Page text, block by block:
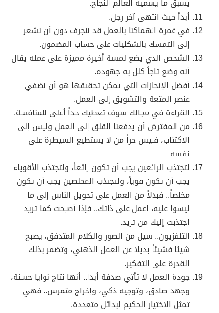
يسبق ما يسميه العالم النجاح.
أبدأ حيث انتهى آخر رجل.
في غمرة انهماكنا بالعمل قد ننجرف دون أن نشعر
إلى التمسك بالشكليات على حساب المضمون.
الشخص الذي يضع لمسة أخيرة مميزة على عمله يقال
أنه وضع تاجاً كلل به جهوده.
أفضل الإنجازات التي يمكن تحقيقها هو أن نضفي
عنصر المتعة والتشويق إلى العمل.
القراءة في مجالك سوف تعطيك حداً أعلى للمنافسة.
من المفترض أن يدفعنا القلق إلى العمل وليس إلى
الاكتئاب، فليس حراً من لا يستطيع السيطرة على
نفسه.
لتجتذب الرائعين يجب أن تكون رائعاً، ولتجتذب الأقوياء
يجب أن تكون قوياً، ولتجتذب المخلصين يجب أن تكون
مخلصاً.. فبدلاً من العمل على تحويل الناس إلى ما
ليسوا عليه، اعمل على ذاتك.. فإذا أصبحت كما تريد
اجتذبت إليك من تريد.
التلفزيون.. سيل من الصور والكلام المتدفق، يصبح
شيئا فشيئاً بديلا عن العمل الذهني، وتضمر بذلك
القدرة على التفكير.
جودة العمل لا تأتي صدفة أبدا.. أنها نتاج نوايا حسنة،
وجهد صادق، وتوجيه ذكي، وإخراج متمرس.. فهي
تمثل الاختيار الحكيم لبدائل متعددة.